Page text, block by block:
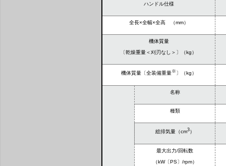
ハンドル仕様
全長×全幅×全高 （mm）
機体質量
〔乾燥重量＜刈刃なし＞〕（kg）
機体質量〔全装備重量※ 〕（kg）
名称
種類
総排気量（cm3）
最大出力/回転数
（kW〔PS〕/rpm）